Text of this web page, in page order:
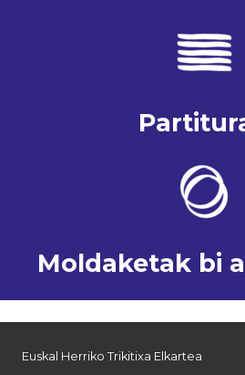
Moldaketak bi
Euskal Herriko Trikitixa Elkartea